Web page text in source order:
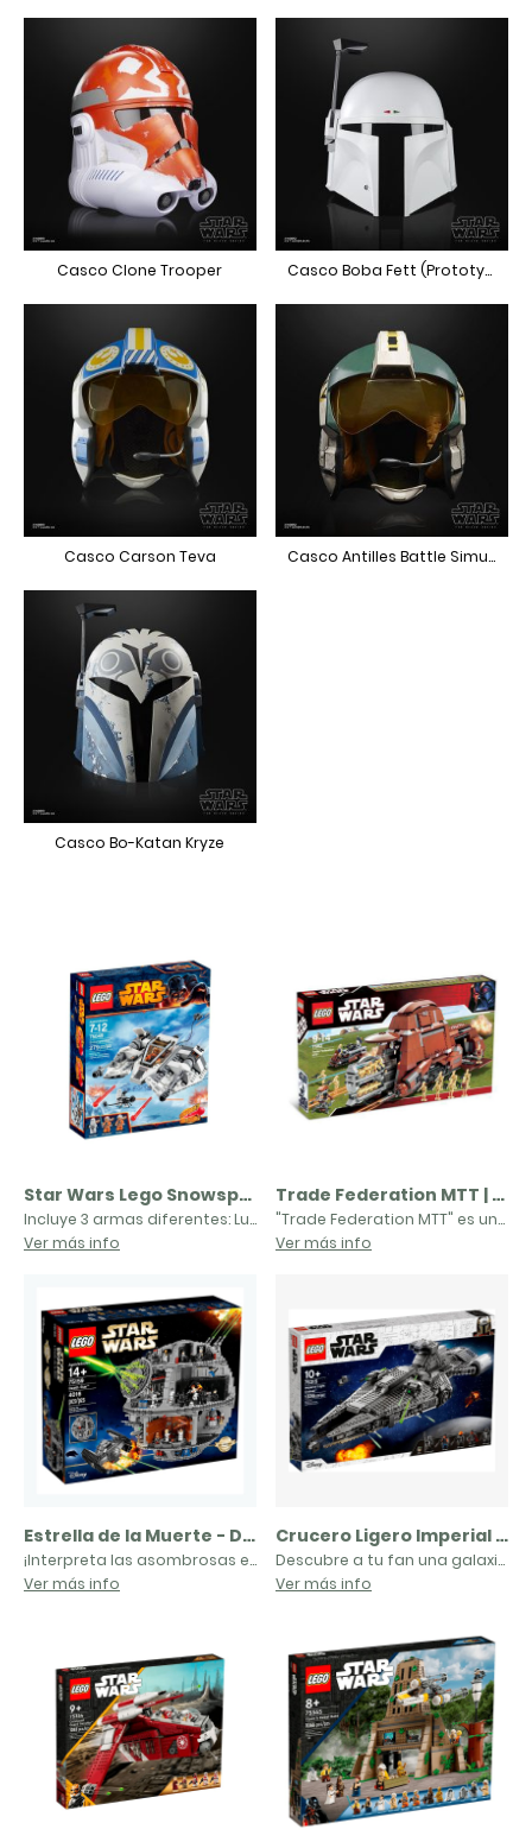
Casco Clone Trooper Casco Boba Fett (Prototype Armor)
Casco Carson Teva Casco Antilles Battle Simulation
Casco Bo-Katan Kryze
Star Wars Lego Snowspeeder | 75049
Incluye 3 armas diferentes: Luke Skywalker, Dark Rater y un tropo de nieve; incluye pistola de trípodeCuenta con una cabina doble que se abre para 2 con armas, un blaster de perno trasero con 5 pernos más cable y fijación de arpónTambién cuenta con 2 tiradores ocultos con resorte con cohetes y aletas de ala para abrir con detalles del motorEl equipo incluye un sable de luz azul para Luke Skywalker, un bláster para Dark Rater y un rifle bláster para SnowtrooperDimensiones: 5 cm de alto, 18 cm de largo y 14 cm de ancho
Ver más info
Trade Federation MTT | 7662
"Trade Federation MTT" es una de las naves más emblemáticas del universo Star Wars. Este set cuenta con 1.032 piezas y está diseñado para representar la imponente nave de transporte de la Federación de Comercio, tal como aparece en "Star Wars: La Amenaza Fantasma".La nave presenta un diseño detallado con una gran cabina frontal y una sección trasera que se despliega para revelar una plataforma de aterrizaje. Además, incluye una función que permite desplegar a los droides de batalla, proporcionando una experiencia de juego interactiva.El set también incluye varias minifiguras, como Qui-Gon Jinn, Obi-Wan Kenobi, Jar Jar Binks, un droide de batalla y un droide de protocolo, permitiendo recrear escenas clave de la película.Aunque este set ha sido descatalogado, sigue siendo muy apreciado por los coleccionistas y entusiastas de LEGO Star Wars por su tamaño, detalle y la jugabilidad que ofrece.
Ver más info
Estrella de la Muerte - Death Star™ | 75159
¡Interpreta las asombrosas escenas de la saga Star Wars con el arma de destrucción planetaria definitiva del Imperio: la Death Star! Compuesto por más de 4000 piezas, este fantástico modelo posee toda una galaxia de detallados y auténticos entornos, como la sala de control del superláser, la cámara imperial de conferencias, el hangar con plataforma de lanzamiento móvil y el TIE Advanced de Lord Vader con espacio para Vader en su interior, la sala del trono del emperador Palpatine, la sala de mantenimiento de droides, el bloque de detención, el compactador de basura, el rayo tractor, el área de mercancías, el turboláser con cañones automáticos y asientos para los 2 artilleros de la Death Star, y las 2 torres turboláser móviles. Este fantástico set incluye también 23 emblemáticas minifiguras y 2 droides para proporcionar horas de diversión en el universo Star Wars.
Ver más info
Crucero Ligero Imperial | 75315
Descubre a tu fan una galaxia de aventuras inspiradas en la temporada 2 de Star Wars: The Mandalorian con la maqueta para construir con ladrillos LEGO® Crucero Ligero Imperial (75315). Esta nave estelar está equipada con un puente que se puede usar como mango para hacerla volar, 2 torretas giratorias con cañones automáticos y, además, 2 cazas TIE en miniatura y un lanzador. La escotilla facilita el acceso a la cabina, que cuenta con una mesa holográfica y espacio de almacenamiento para los electrobinoculares y otros accesorios.Juego de combateEste set de extraordinaria calidad contiene 5 minifiguras LEGO: el Mandaloriano, Cara Dune, Fennec Shand, Moff Gideon y un soldado oscuro, e incluye una figura LEGO del Niño (Grogu), cariñosamente conocido como “Baby Yoda”. Trae también fabulosas armas para librar divertidas batallas al estilo LEGO Star Wars™ entre héroes y villanos, como el bláster de pulso fásico Ambano y la lanza del Mandaloriano, y la Espada Oscura de Moff Gideon.
Ver más info